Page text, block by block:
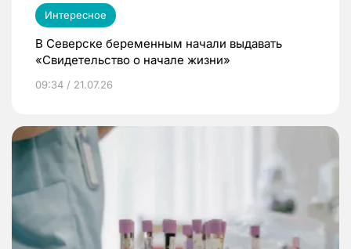
Интересное
В Северске беременным начали выдавать
«Свидетельство о начале жизни»
09:34 / 21.07.26